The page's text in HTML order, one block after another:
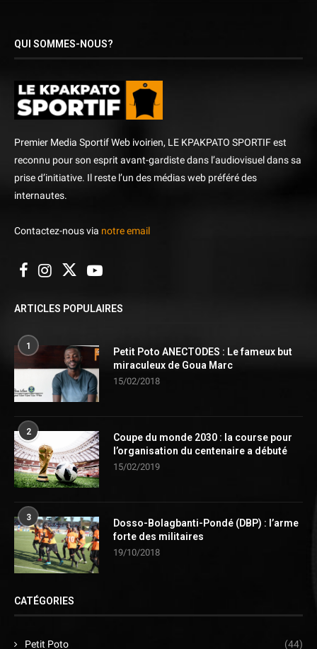
QUI SOMMES-NOUS?
Premier Media Sportif Web ivoirien, LE KPAKPATO SPORTIF est
reconnu pour son esprit avant-gardiste dans l’audiovisuel dans sa
prise d’initiative. Il reste l’un des médias web préféré des
internautes.
Contactez-nous via notre email
ARTICLES POPULAIRES
1
Petit Poto ANECTODES : Le fameux but
miraculeux de Goua Marc
15/02/2018
2
Coupe du monde 2030 : la course pour
l’organisation du centenaire a débuté
15/02/2019
3
Dosso-Bolagbanti-Pondé (DBP) : l’arme
forte des militaires
19/10/2018
CATÉGORIES
Petit Poto (44)